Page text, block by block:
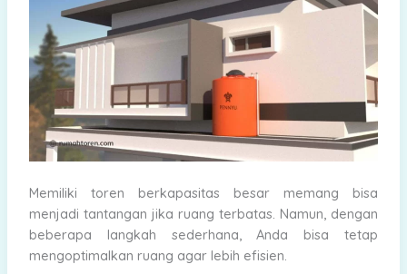
Memiliki toren berkapasitas besar memang bisa
menjadi tantangan jika ruang terbatas. Namun, dengan
beberapa langkah sederhana, Anda bisa tetap
mengoptimalkan ruang agar lebih efisien.